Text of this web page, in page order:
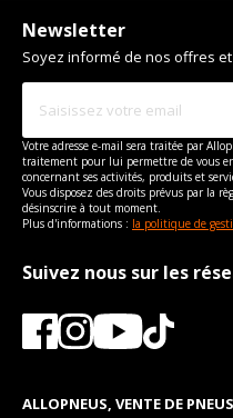
Newsletter
Soyez informé de nos offres
Votre adresse e-mail sera traitée par
traitement pour lui permettre de vous
concernant ses activités, produits et
Vous disposez des droits prévus par la
désinscrire à tout moment.
Plus d'informations : la politique de
Suivez nous sur les
ALLOPNEUS, VENTE DE